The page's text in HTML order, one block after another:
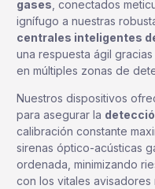
gases , conectados
ignífugo a nuestras
centrales inteligentes
una respuesta ágil
en múltiples zonas de
Nuestros dispositivos
para asegurar la
calibración constante
sirenas óptico-acústicas
ordenada, minimizando
con los vitales avisadores